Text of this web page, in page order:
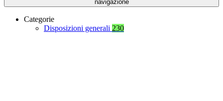
navigazione
Categorie
Disposizioni generali 230